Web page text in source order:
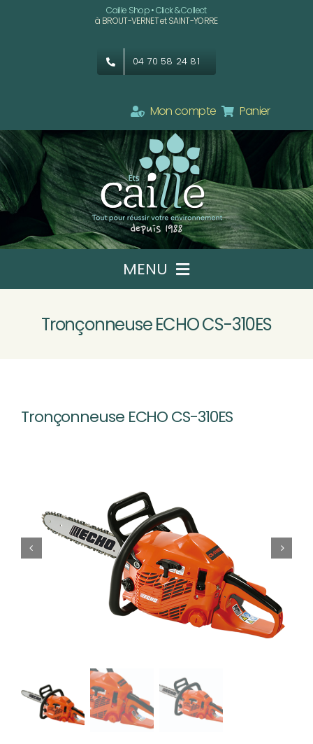
Caille Shop • Click & Collect
à BROUT-VERNET et SAINT-YORRE
04 70 58 24 81
Mon compte Panier
MENU
CONTACT & ACCÈS
Rechercher:
Tronçonneuse ECHO CS-310ES
Tronçonneuse ECHO CS-310ES